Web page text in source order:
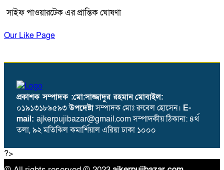
সাইফ পাওয়ারটেক এর প্রান্তিক ঘোষণা
Our Like Page
প্রকাশক সম্পাদক :মো:সাজ্জাদুর রহমানমোবাইল:
০১৯১৩১৮৯৫৯৩উপদেষ্টাসম্পাদক মোঃ রুবেল হোসেন। E-
mail: ajkerpujibazar@gmail.com সম্পাদকীয় ঠিকানা: ৪র্থ
তলা, ৯২ মতিঝিল কমার্শিয়াল এরিয়া ঢাকা ১০০০
?>